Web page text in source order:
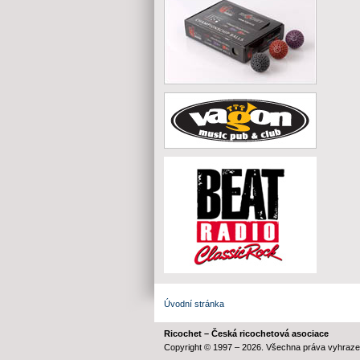
Úvodní stránka
Ricochet – Česká ricochetová asociace
Copyright © 1997 – 2026. Všechna práva